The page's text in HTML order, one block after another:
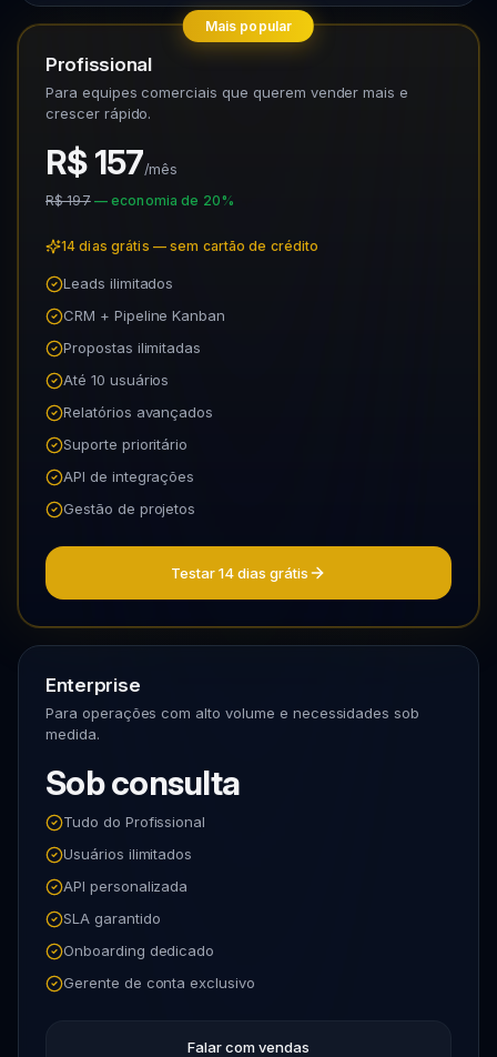
Mais popular
Profissional
Para equipes comerciais que querem vender mais e
crescer rápido.
R$ 157/mês
R$ 197 — economia de 20%
14 dias grátis — sem cartão de crédito
Leads ilimitados
CRM + Pipeline Kanban
Propostas ilimitadas
Até 10 usuários
Relatórios avançados
Suporte prioritário
API de integrações
Gestão de projetos
Testar 14 dias grátis
Enterprise
Para operações com alto volume e necessidades sob
medida.
Sob consulta
Tudo do Profissional
Usuários ilimitados
API personalizada
SLA garantido
Onboarding dedicado
Gerente de conta exclusivo
Falar com vendas